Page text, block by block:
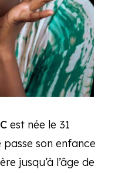
est née le 31
son enfance
jusqu’à l’âge de